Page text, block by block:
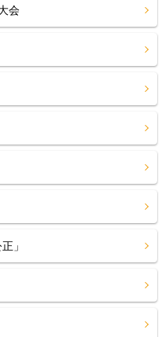
会
」